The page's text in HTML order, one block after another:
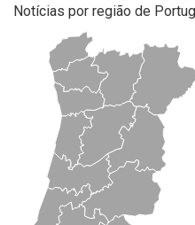
Notícias por região de